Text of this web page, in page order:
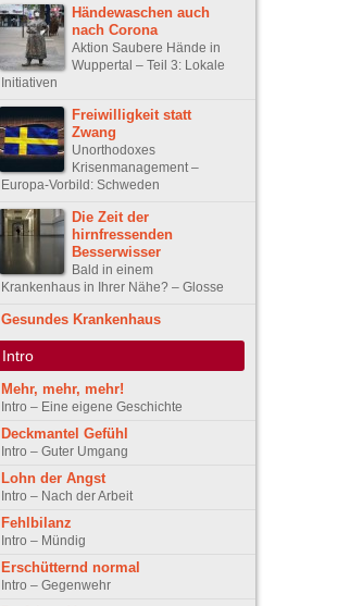
Händewaschen auch
nach Corona
Aktion Saubere Hände in
Wuppertal – Teil 3: Lokale
Initiativen
Freiwilligkeit statt
Zwang
Unorthodoxes
Krisenmanagement –
Europa-Vorbild: Schweden
Die Zeit der
hirnfressenden
Besserwisser
Bald in einem
Krankenhaus in Ihrer Nähe? – Glosse
Gesundes Krankenhaus
Intro
Mehr, mehr, mehr!
Intro – Eine eigene Geschichte
Deckmantel Gefühl
Intro – Guter Umgang
Lohn der Angst
Intro – Nach der Arbeit
Fehlbilanz
Intro – Mündig
Erschütternd normal
Intro – Gegenwehr